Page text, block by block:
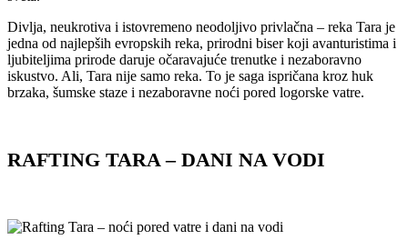
Divlja, neukrotiva i istovremeno neodoljivo privlačna – reka Tara je
jedna od najlepših evropskih reka, prirodni biser koji avanturistima i
ljubiteljima prirode daruje očaravajuće trenutke i nezaboravno
iskustvo. Ali, Tara nije samo reka. To je saga ispričana kroz huk
brzaka, šumske staze i nezaboravne noći pored logorske vatre.
RAFTING TARA – DANI NA VODI